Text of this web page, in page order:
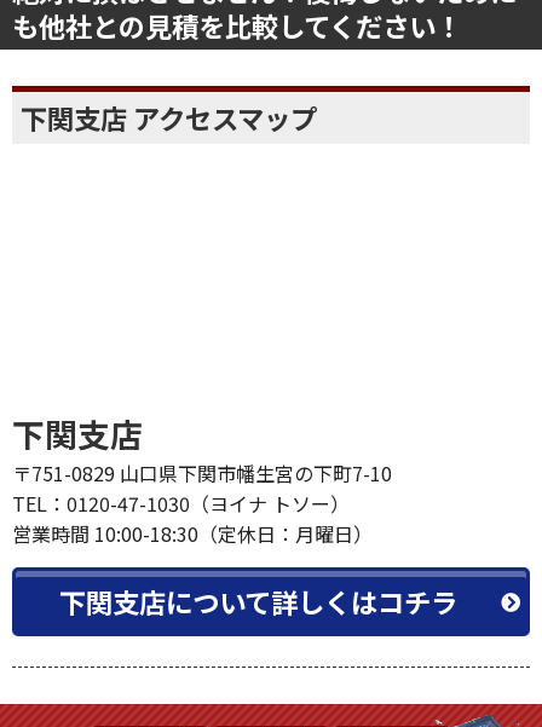
も他社との見積を比較してください！
下関支店 アクセスマップ
下関支店
〒751-0829 山口県下関市幡生宮の下町7-10
TEL：0120-47-1030（ヨイナ トソー）
営業時間 10:00-18:30（定休日：月曜日）
下関支店について詳しくはコチラ